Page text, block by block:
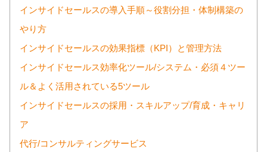
インサイドセールスの導入手順～役割分担・体制構築の
やり方
インサイドセールスの効果指標（KPI）と管理方法
インサイドセールス効率化ツール/システム・必須４ツー
ル＆よく活用されている5ツール
インサイドセールスの採用・スキルアップ/育成・キャリ
ア
代行/コンサルティングサービス